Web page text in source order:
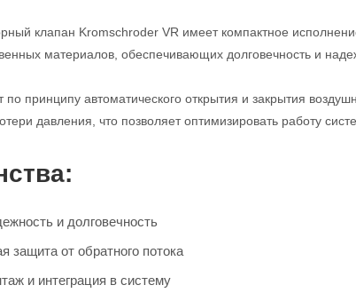
клапан Kromschroder VR имеет компактное
материалов, обеспечивающих долговечность и
по принципу автоматического открытия и закрытия
давления, что позволяет оптимизировать работу
и долговечность
защита от обратного потока
и интеграция в систему